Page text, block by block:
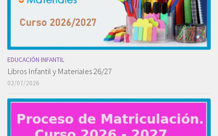
EDUCACIÓN INFANTIL
Libros Infantil y Materiales 26/27
02/07/2026